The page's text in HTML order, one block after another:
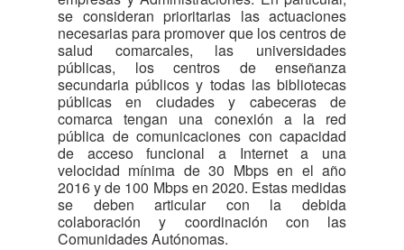
se consideran prioritarias las actuaciones
necesarias para promover que los centros de
salud comarcales, las universidades
públicas, los centros de enseñanza
secundaria públicos y todas las bibliotecas
públicas en ciudades y cabeceras de
comarca tengan una conexión a la red
pública de comunicaciones con capacidad
de acceso funcional a Internet a una
velocidad mínima de 30 Mbps en el año
2016 y de 100 Mbps en 2020. Estas medidas
se deben articular con la debida
colaboración y coordinación con las
Comunidades Autónomas.